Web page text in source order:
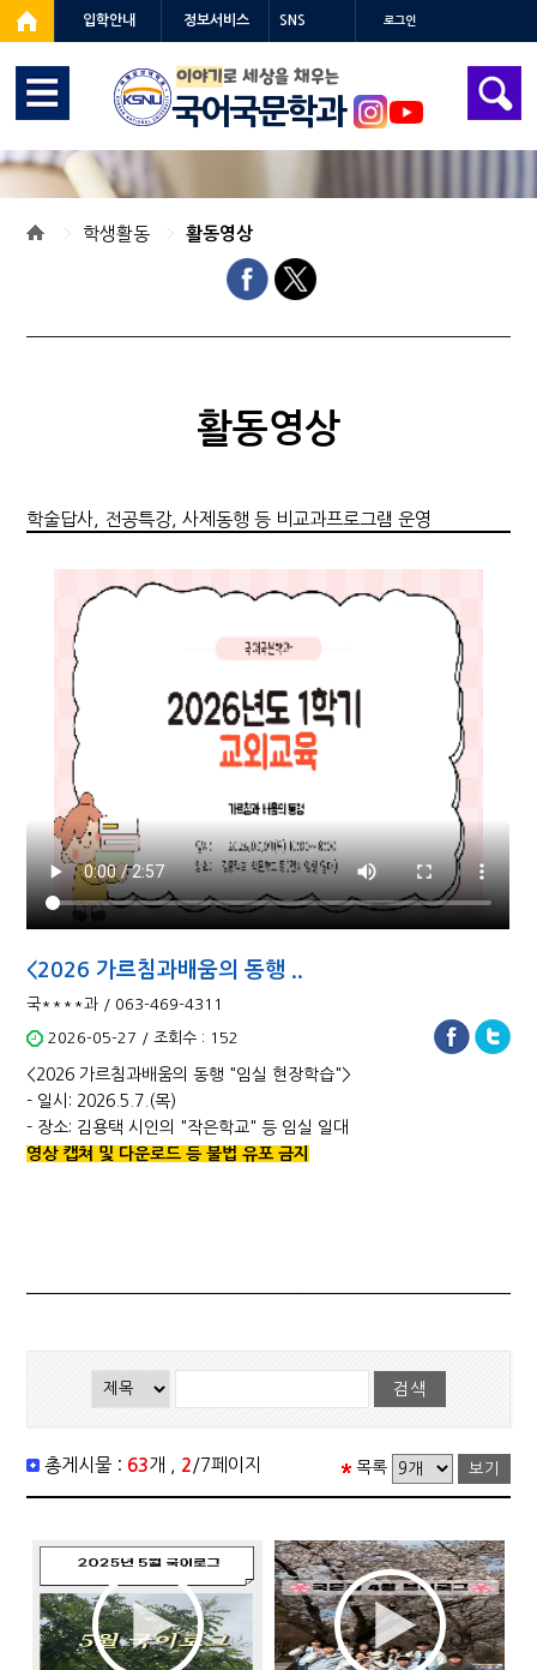
입학안내 정보서비스 SNS 로그인
이야기로 세상을 채우는
국어국문학과
학생활동 활동영상
활동영상
학술답사, 전공특강, 사제동행 등 비교과프로그램 운영
<2026 가르침과배움의 동행 ..
국****과 / 063-469-4311
2026-05-27 / 조회수 : 152
<2026 가르침과배움의 동행 "임실 현장학습">
- 일시: 2026.5.7.(목)
- 장소: 김용택 시인의 "작은학교" 등 임실 일대
영상 캡쳐 및 다운로드 등 불법 유포 금지
총게시물 : 63개 , 2 /7페이지 목록